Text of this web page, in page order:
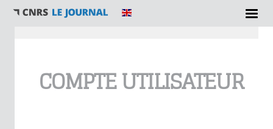
COMPTE UTILISATEUR